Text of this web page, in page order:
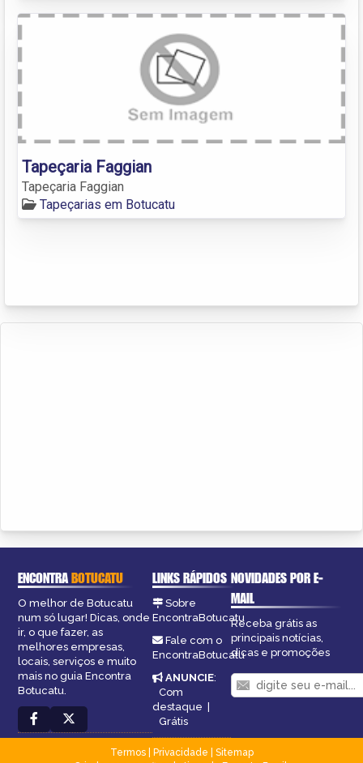
Tapeçaria Faggian
Tapeçaria Faggian
Tapeçarias em Botucatu
ENCONTRABOTUCATU
O melhor de Botucatu
num só lugar! Dicas, onde
ir, o que fazer, as
melhores empresas,
locais, serviços e muito
mais no guia Encontra
Botucatu.
LINKS RÁPIDOS
Sobre
EncontraBotucatu
Fale com o
EncontraBotucatu
ANUNCIE:
Com
destaque |
Grátis
NOVIDADES POR E-
MAIL
Receba grátis as
principais notícias,
dicas e promoções
Termos| Privacidade
Sitemap